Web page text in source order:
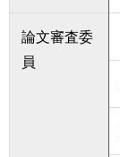
論文審査委
員